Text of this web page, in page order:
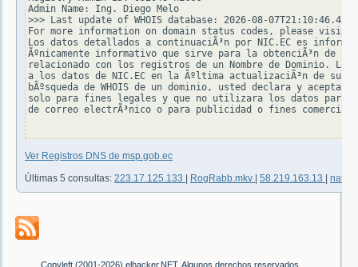
Admin Name: Ing. Diego Melo
>>> Last update of WHOIS database: 2026-08-
For more information on domain status codes, please visit
Los datos detallados a continuaciÃ³n por NIC.EC es
Ãºnicamente informativo que sirve para la obtenciÃ³n de la
relacionado con los registros de un Nombre de Dominio. Los
a los datos de NIC.EC en la Ãºltima actualizaciÃ³n de su
bÃºsqueda de WHOIS de un dominio, usted declara y
solo para fines legales y que no utilizara los datos para
de correo electrÃ³nico o para publicidad o fines
Ver Registros DNS de msp.gob.ec
Últimas 5 consultas: 223.17.125.133 RogRabb.mkv 58.219.163.13
Copyleft (2001-2026) elhacker.NET. Algunos derechos reservados.